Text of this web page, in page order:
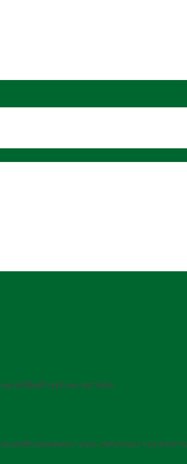
องบริษัทศรีกรุงโบรคเกอร์ จำกัด
เอกชัย แขวงคลองบางบอน เขตบางบอน กรุงเทพมหาน